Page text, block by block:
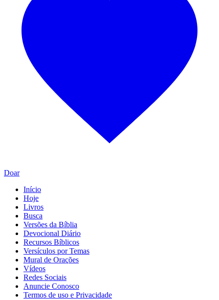
Doar
Início
Hoje
Livros
Busca
Versões da Bíblia
Devocional Diário
Recursos Bíblicos
Versículos por Temas
Mural de Orações
Vídeos
Redes Sociais
Anuncie Conosco
Termos de uso e Privacidade